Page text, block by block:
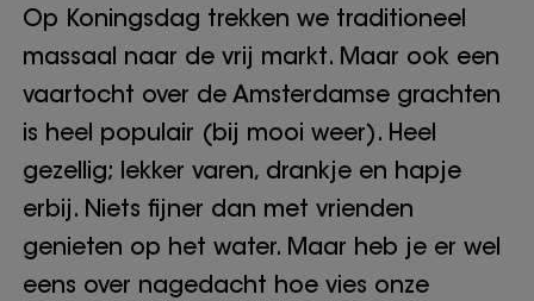
Op Koningsdag trekken we traditioneel
massaal naar de vrij markt. Maar ook een
vaartocht over de Amsterdamse grachten
is heel populair (bij mooi weer). Heel
gezellig; lekker varen, drankje en hapje
erbij. Niets fijner dan met vrienden
genieten op het water. Maar heb je er wel
eens over nagedacht hoe vies onze